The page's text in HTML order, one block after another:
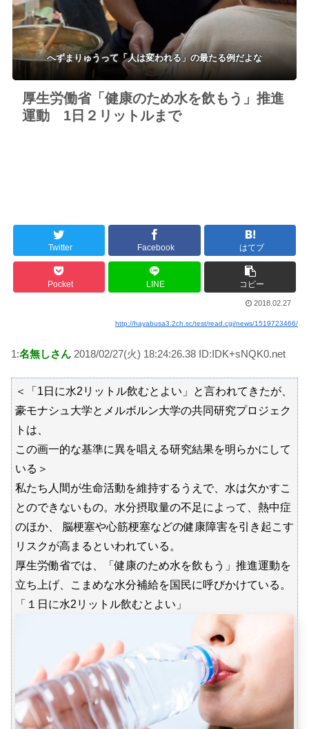
へずまりゅうって「人は変われる」の最たる例だよな
厚生労働省「健康のため水を飲もう」推進
運動 1日２リットルまで
Twitter Facebook はてブ
Pocket LINE コピー
2018.02.27
http://hayabusa3.2ch.sc/test/read.cgi/news/1519723466/
1:名無しさん 2018/02/27(火) 18:24:26.38 ID:IDK+sNQK0.net
＜「1日に水2リットル飲むとよい」と言われてきたが、
豪モナシュ大学とメルボルン大学の共同研究プロジェク
トは、
この画一的な基準に異を唱える研究結果を明らかにして
いる＞
私たち人間が生命活動を維持するうえで、水は欠かすこ
とのできないもの。水分摂取量の不足によって、熱中症
のほか、 脳梗塞や心筋梗塞などの健康障害を引き起こす
リスクが高まるといわれている。
厚生労働省では、「健康のため水を飲もう」推進運動を
立ち上げ、こまめな水分補給を国民に呼びかけている。
「１日に水2リットル飲むとよい」